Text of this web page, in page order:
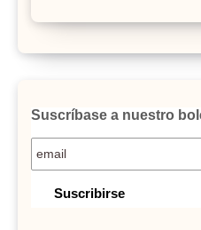
Suscríbase a nuestro